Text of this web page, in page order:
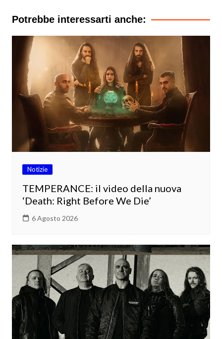
Potrebbe interessarti anche:
Notizie
TEMPERANCE: il video della nuova
‘Death: Right Before We Die’
6 Agosto 2026